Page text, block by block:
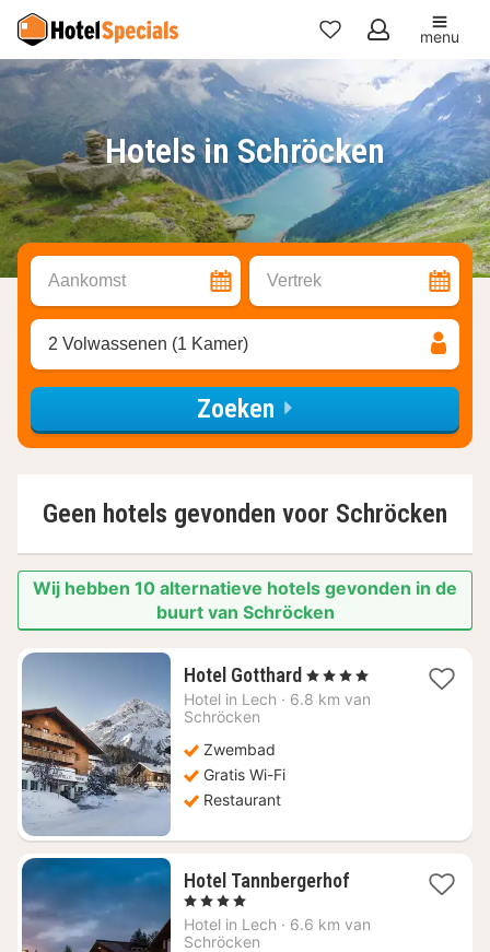
Mijn
favorieten
menu
Hotels in Schröcken
Aankomst Vertrek
2 Volwassenen (1 Kamer)
Zoeken
Geen hotels gevonden voor Schröcken
Wij hebben 10 alternatieve hotels gevonden in de
buurt van Schröcken
Hotel Gotthard 1
nacht
, 4 Sterren
Hotel in Lech · 6.8 km van
Schröcken
Zwembad
Gratis Wi-Fi
Restaurant
Hotel Tannbergerhof1
vanaf
, 4 Sterren
Hotel in Lech · 6.6 km van
Schröcken